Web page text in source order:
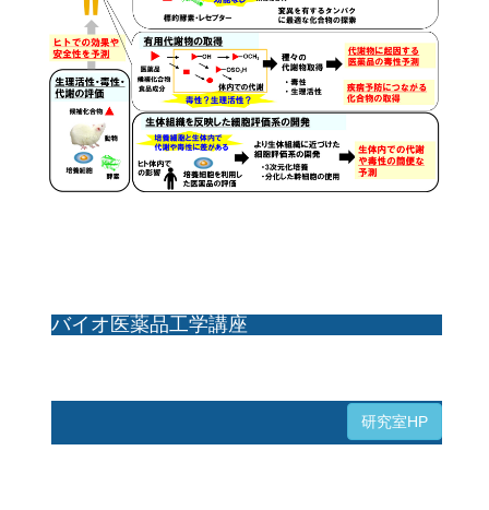
バイオ医薬品工学講座
研究室HP